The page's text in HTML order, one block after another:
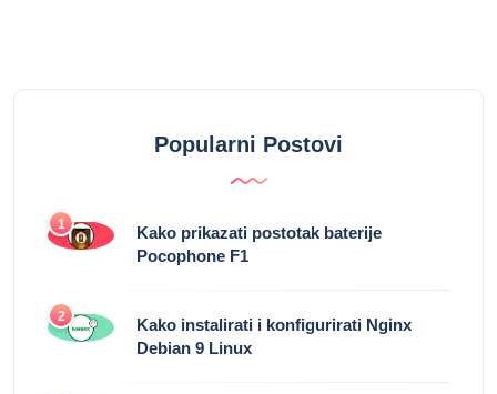
Popularni Postovi
1
Kako prikazati postotak baterije
Pocophone F1
2
Kako instalirati i konfigurirati Nginx
Debian 9 Linux